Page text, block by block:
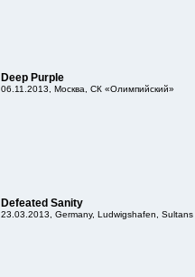
Deep Purple
06.11.2013, Москва, СК «Олимпийский»
Defeated Sanity
23.03.2013, Germany, Ludwigshafen, Sultans